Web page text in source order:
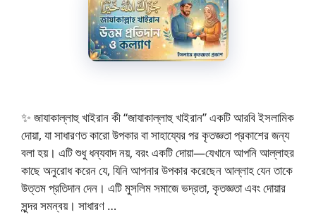
✨ জাযাকাল্লাহু খাইরান কী “জাযাকাল্লাহু খাইরান” একটি আরবি ইসলামিক
দোয়া, যা সাধারণত কারো উপকার বা সাহায্যের পর কৃতজ্ঞতা প্রকাশের জন্য
বলা হয়। এটি শুধু ধন্যবাদ নয়, বরং একটি দোয়া—যেখানে আপনি আল্লাহর
কাছে অনুরোধ করেন যে, যিনি আপনার উপকার করেছেন আল্লাহ যেন তাকে
উত্তম প্রতিদান দেন। এটি মুসলিম সমাজে ভদ্রতা, কৃতজ্ঞতা এবং দোয়ার
সুন্দর সমন্বয়। সাধারণ …